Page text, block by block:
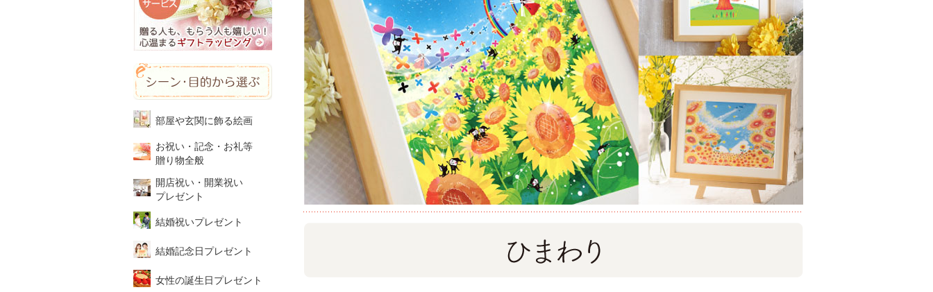
部屋や玄関に飾る絵画
お祝い・記念・お礼等
贈り物全般
開店祝い・開業祝い
プレゼント
結婚祝いプレゼント
結婚記念日プレゼント
女性の誕生日プレゼント